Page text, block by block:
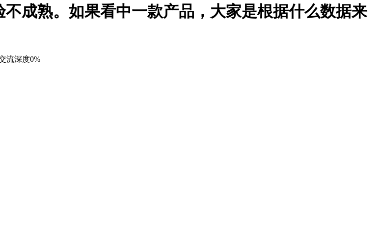
成熟。如果看中一款产品，大家是根据什么数据来
流深度0%